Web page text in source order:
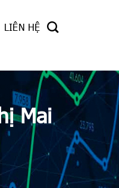
LIÊN HỆ
Mai